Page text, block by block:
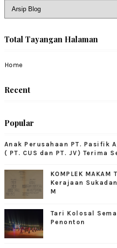
Total Tayangan Halaman
Home
Recent
Popular
Anak Perusahaan PT. Pasifik
( PT. CUS dan PT. JV) Terima
KOMPLEK
Kerajaan
M
Tari Kolosal
Penonton